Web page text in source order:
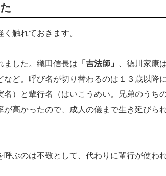
触れておきます。
した。織田信長は 「吉法師」
、徳川家康
など。呼び名が切り替わるのは１３歳以降に
）と輩行名（はいこうめい。兄弟のうち
高かったので、成人の儀まで生き延びら
ぶのは不敬として、代わりに輩行が使わ